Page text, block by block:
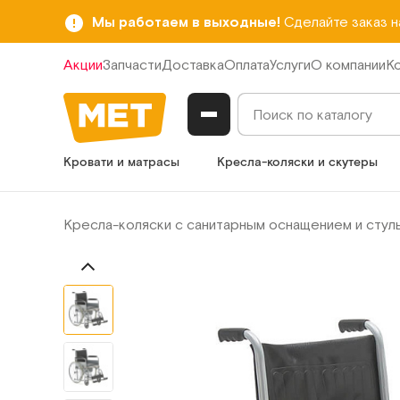
Мы работаем в выходные! Сделайте заказ
АкцииЗапчастиДоставкаОплатаУслугиО компании
Кровати и матрасы Кресла-коляски и скутеры
Кресла-коляски с санитарным оснащением и